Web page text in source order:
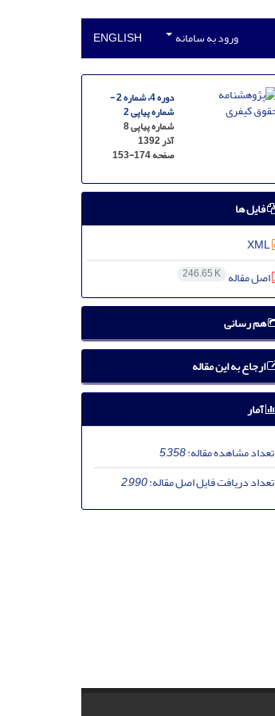
ورود به سامانه ENGLISH
دوره 4، شماره 2 -
شماره پیاپی 2
شماره پیاپی 8
آذر 1392
صفحه153-174
فایل ها
XML
اصل مقاله 246.65 K
هم رسانی
ارجاع به این مقاله
آمار
تعداد مشاهده مقاله:5,358
تعداد دریافت فایل اصل مقاله:2,990